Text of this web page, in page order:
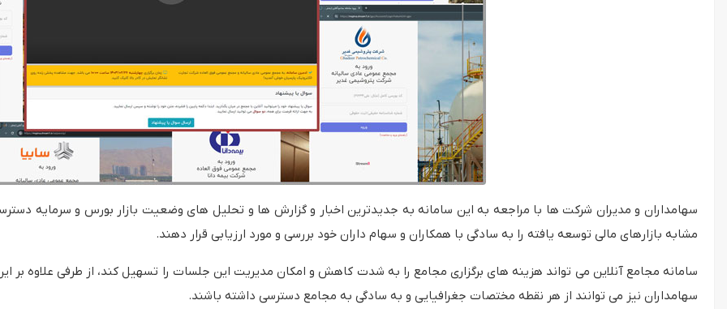
سهامداران و مدیران شرکت ها با مراجعه به این سامانه به جدیدترین اخبار و گزارش ها و تحلیل های وضعیت بازار بورس و سرمایه
مشابه بازارهای مالی توسعه یافته را به سادگی با همکاران و سهام داران خود بررسی و مورد ارزیابی قرار دهند.
سامانه مجامع آنلاین می تواند هزینه های برگزاری مجامع را به شدت کاهش و امکان مدیریت این جلسات را تسهیل کند، از طرفی علاوه بر
سهامداران نیز می توانند از هر نقطه مختصات جغرافیایی و به سادگی به مجامع دسترسی داشته باشند.